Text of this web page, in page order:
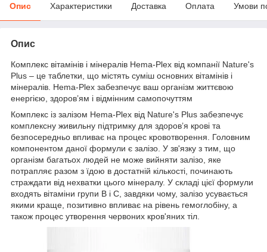
Опис Характеристики Доставка Оплата Умови
Опис
Комплекс вітамінів і мінералів Hema-Plex від компанії Nature's
Plus – це таблетки, що містять суміш основних вітамінів і
мінералів. Hema-Plex забезпечує ваш організм життєвою
енергією, здоров’ям і відмінним самопочуттям
Комплекс із залізом Hema-Plex від Nature's Plus забезпечує
комплексну живильну підтримку для здоров’я крові та
безпосередньо впливає на процес кровотворення. Головним
компонентом даної формули є залізо. У зв'язку з тим, що
організм багатьох людей не може вийняти залізо, яке
потрапляє разом з їдою в достатній кількості, починають
страждати від нехватки цього мінералу. У складі цієї формули
входять вітаміни групи В і С, завдяки чому, залізо усувається
якими краще, позитивно впливає на рівень гемоглобіну, а
також процес утворення червоних кров'яних тіл.